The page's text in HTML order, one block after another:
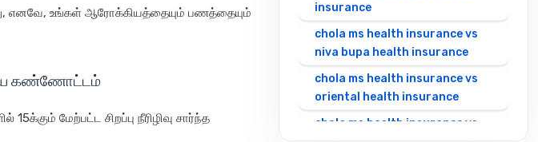
எனவே, உங்கள் ஆரோக்கியத்தையும் பணத்தையும்
கண்ணோட்டம்
மேற்பட்ட சிறப்பு நீரிழிவு சார்ந்த
insurance
chola ms health insurance vs
niva bupa health insurance
chola ms health insurance vs
oriental health insurance
chola ms health insurance vs